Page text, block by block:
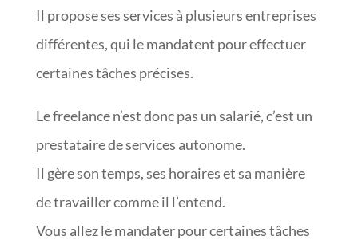
Il propose ses services à plusieurs entreprises
différentes, qui le mandatent pour effectuer
certaines tâches précises.
Le freelance n’est donc pas un salarié, c’est un
prestataire de services autonome.
Il gère son temps, ses horaires et sa manière
de travailler comme il l’entend.
Vous allez le mandater pour certaines tâches